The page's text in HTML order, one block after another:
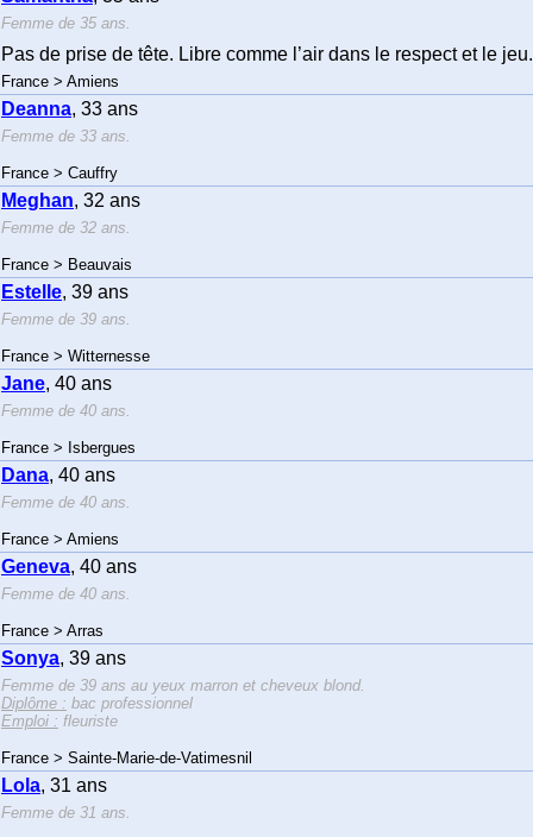
Femme de 35 ans.
Pas de prise de tête. Libre comme l’air dans le respect et le jeu.
France > Amiens
Deanna, 33 ans
Femme de 33 ans.
France > Cauffry
Meghan, 32 ans
Femme de 32 ans.
France > Beauvais
Estelle, 39 ans
Femme de 39 ans.
France > Witternesse
Jane, 40 ans
Femme de 40 ans.
France > Isbergues
Dana, 40 ans
Femme de 40 ans.
France > Amiens
Geneva, 40 ans
Femme de 40 ans.
France > Arras
Sonya, 39 ans
Femme de 39 ans au yeux marron et cheveux blond.
Diplôme : bac professionnel
Emploi : fleuriste
France > Sainte-Marie-de-Vatimesnil
Lola, 31 ans
Femme de 31 ans.